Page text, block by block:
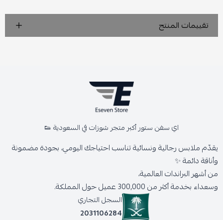
تقييمات المنتج
اي سفن ستور أكبر متجر شوزات في السعودية 👟
يقدّم ملابس رجالية ونسائية تناسب احتياجك اليومي، بجودة مضمونة
وأناقة دائمة ✨
من أشهر البراندات العالمية،
وسعداء بخدمة أكثر من 300,000 عميل حول المملكة.
السجل التجاري
2031106284